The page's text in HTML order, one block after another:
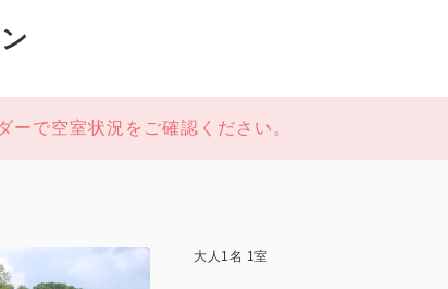
で空室状況をご確認ください。
大人 1名 1室